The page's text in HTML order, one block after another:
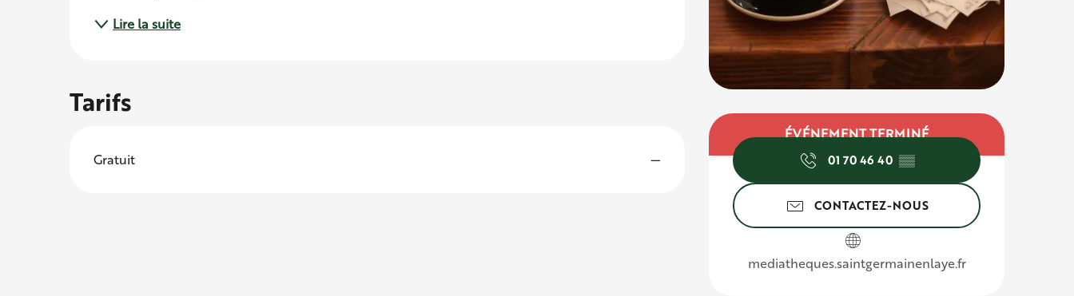
Ouverture et
ÉVÉNEMENT TERMINÉ
01 70 46 40 ▒▒
CONTACTEZ-NOUS
mediatheques.saintgermainenlaye.fr
Lire la suite
Tarifs
Gratuit —